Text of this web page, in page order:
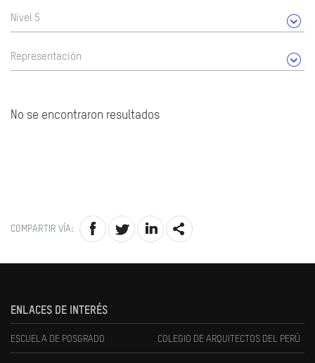
Nivel 5
Representación
No se encontraron resultados
COMPARTIR VÍA:
ENLACES DE INTERÉS
ESCUELA DE POSGRADO COLEGIO DE ARQUITECTOS DEL PERÚ